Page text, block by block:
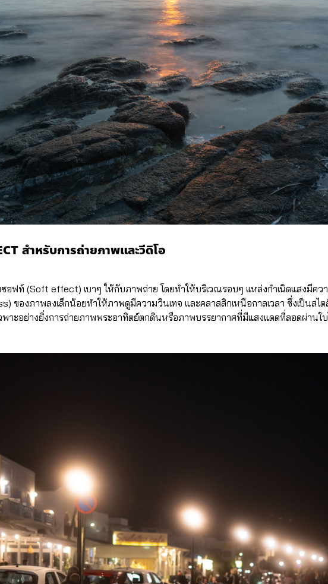
สำหรับการถ่ายภาพและวีดิโอ
ซอฟท์ (Soft effect) เบาๆ ให้กับภาพถ่าย โดยทำให้บริเวณรอบๆ แหล่งกำเนิดแสงมีค
ของภาพลงเล็กน้อยทำให้ภาพดูมีความวินเทจ และคลาสสิกเหนือกาลเวลา ซึ่งเป็นส
าะอย่างยิ่งการถ่ายภาพพระอาทิตย์ตกดินหรือภาพบรรยากาศที่มีแสงแดดที่ลอดผ่านใ